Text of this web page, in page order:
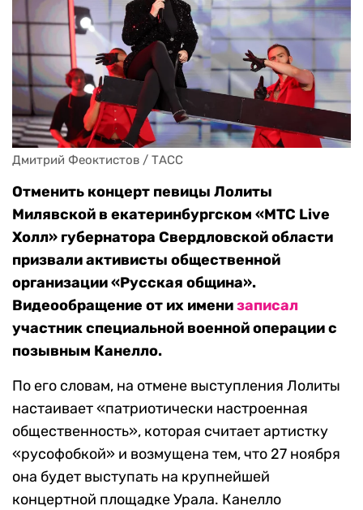
Дмитрий Феоктистов / ТАСС
Отменить концерт певицы Лолиты
Милявской в екатеринбургском «МТС Live
Холл» губернатора Свердловской области
призвали активисты общественной
организации «Русская община».
Видеообращение от их именизаписал
участник специальной военной операции с
позывным Канелло.
По его словам, на отмене выступления Лолиты
настаивает «патриотически настроенная
общественность», которая считает артистку
«русофобкой» и возмущена тем, что 27 ноября
она будет выступать на крупнейшей
концертной площадке Урала. Канелло